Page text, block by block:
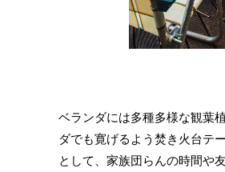
ベランダには多種多様な観葉
ダでも寛げるよう焚き火台テ
として、家族団らんの時間や